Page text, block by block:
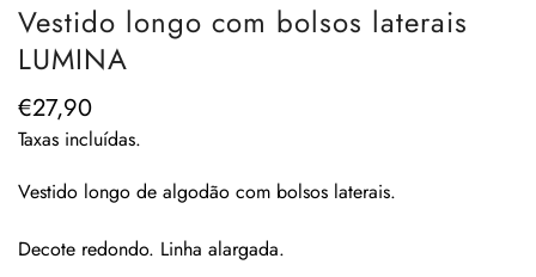
Vestido longo com bolsos laterais
LUMINA
Preço
regular
€27,90
Taxas incluídas.
Vestido longo de algodão com bolsos laterais.
Decote redondo. Linha alargada.